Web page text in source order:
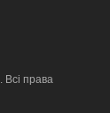
. Всі права